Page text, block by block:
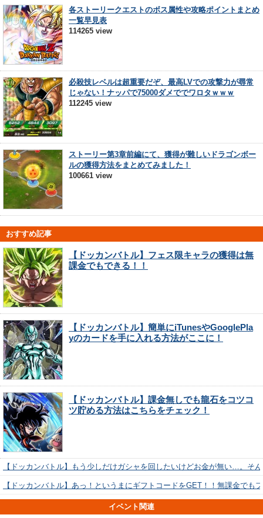
各ストーリークエストのボス属性や攻略ポイントまとめ
一覧早見表
114265 view
必殺技レベルは超重要だぞ、最高LVでの攻撃力が尋常
じゃない！ナッパで75000ダメででワロタｗｗｗ
112245 view
ストーリー第3章前編にて、獲得が難しいドラゴンボー
ルの獲得方法をまとめてみました！
100661 view
おすすめ記事
【ドッカンバトル】フェス限キャラの獲得は無
課金でもできる！！
【ドッカンバトル】簡単にiTunesやGooglePla
yのカードを手に入れる方法がここに！
【ドッカンバトル】課金無しでも龍石をコツコ
ツ貯める方法はこちらをチェック！
【ドッカンバトル】もう少しだけガシャを回したいけどお金が無い…。そ
【ドッカンバトル】あっ！というまにギフトコードをGET！！無課金でも
イベント関連